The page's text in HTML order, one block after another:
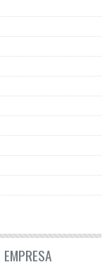
EMPRESA